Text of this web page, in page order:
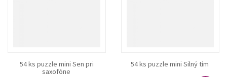
54 ks puzzle mini Sen pri
saxofóne
54 ks puzzle mini Silný tím